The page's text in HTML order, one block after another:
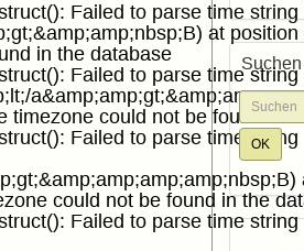
Failed to parse time
at
in the database
Failed to parse time
timezone could not be found in
Failed to parse time string
could not be found in the
Failed to parse time string
Suchen